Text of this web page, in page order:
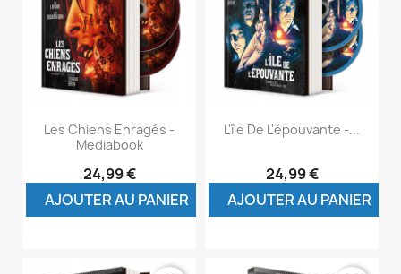
Les Chiens Enragés -
Mediabook
24,99 €
AJOUTER AU PANIER
L'île De L'épouvante -...
24,99 €
AJOUTER AU PANIER